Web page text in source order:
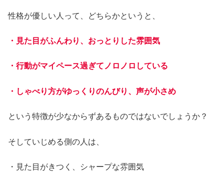
性格が優しい人って、どちらかというと、
・見た目がふんわり、おっとりした雰囲気
・行動がマイペース過ぎてノロノロしている
・しゃべり方がゆっくりのんびり、声が小さめ
という特徴が少なからずあるものではないでしょうか？
そしていじめる側の人は、
・見た目がきつく、シャープな雰囲気